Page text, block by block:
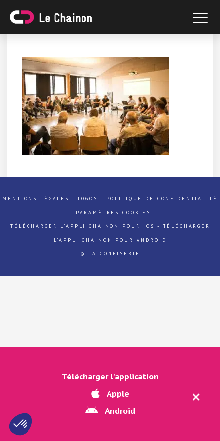
Télécharger l'application
Apple
Android
MENTIONS LÉGALES - LOGOS - POLITIQUE DE CONFIDENTIALITÉ
- PARAMÈTRES COOKIES
TÉLÉCHARGER L'APPLI CHAINON POUR IOS - TÉLÉCHARGER
L'APPLI CHAINON POUR ANDROÏD
© LA CONFISERIE